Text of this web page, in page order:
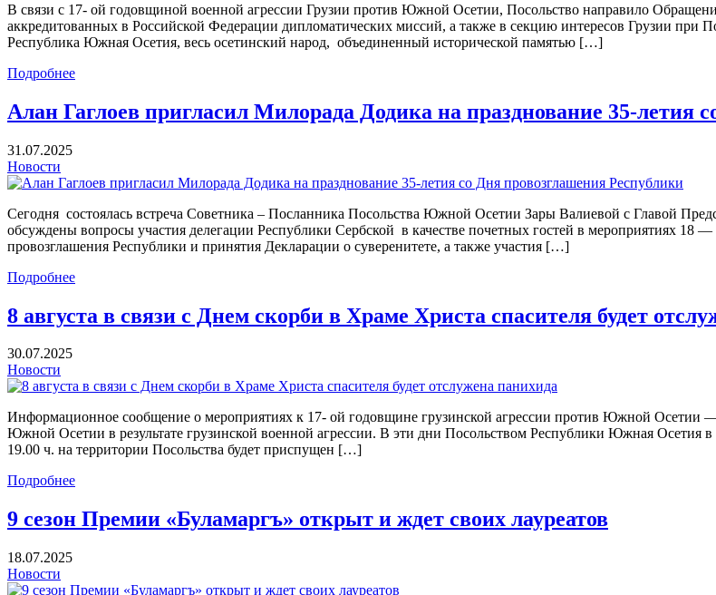
В связи с 17- ой годовщиной военной агрессии Грузии против Южной Осетии, Посольство направило
аккредитованных в Российской Федерации дипломатических миссий, а также в секцию интересов Грузии
Республика Южная Осетия, весь осетинский народ, объединенный исторической памятью […]
Подробнее
Алан Гаглоев пригласил Милорада Додика на празднование 35-летия
31.07.2025
Новости
Сегодня состоялась встреча Советника – Посланника Посольства Южной Осетии Зары Валиевой с Главой
обсуждены вопросы участия делегации Республики Сербской в качестве почетных гостей в мероприятиях 18
провозглашения Республики и принятия Декларации о суверенитете, а также участия […]
Подробнее
8 августа в связи с Днем скорби в Храме Христа спасителя будет
30.07.2025
Новости
Информационное сообщение о мероприятиях к 17- ой годовщине грузинской агрессии против Южной
Южной Осетии в результате грузинской военной агрессии. В эти дни Посольством Республики Южная Осетия
19.00 ч. на территории Посольства будет приспущен […]
Подробнее
9 сезон Премии «Буламаргъ» открыт и ждет своих лауреатов
18.07.2025
Новости